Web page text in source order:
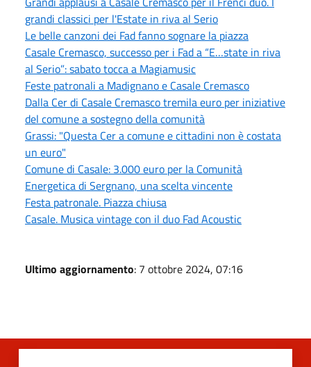
grandi classici per l'Estate in riva al Serio
Le belle canzoni dei Fad fanno sognare la piazza
Casale Cremasco, successo per i Fad a “E…state in riva
al Serio”: sabato tocca a Magiamusic
Feste patronali a Madignano e Casale Cremasco
Dalla Cer di Casale Cremasco tremila euro per iniziative
del comune a sostegno della comunità
Grassi: "Questa Cer a comune e cittadini non è costata
un euro"
Comune di Casale: 3.000 euro per la Comunità
Energetica di Sergnano, una scelta vincente
Festa patronale. Piazza chiusa
Casale. Musica vintage con il duo Fad Acoustic
Ultimo aggiornamento: 7 ottobre 2024, 07:16